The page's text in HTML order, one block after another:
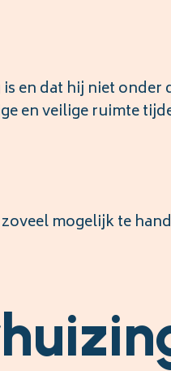
en dat hij niet onder
en veilige ruimte
mogelijk te